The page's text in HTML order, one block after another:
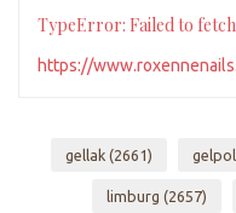
TypeError: Failed to fetch
https://
gellak (2661)
limburg (2657)